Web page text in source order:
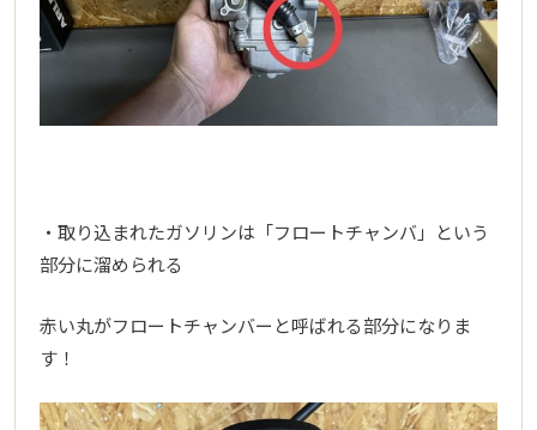
・取り込まれたガソリンは「フロートチャンバ」という
部分に溜められる
赤い丸がフロートチャンバーと呼ばれる部分になりま
す！